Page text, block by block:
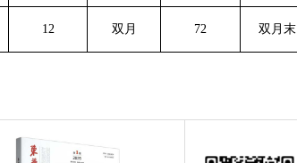
12 双月 72 双月末